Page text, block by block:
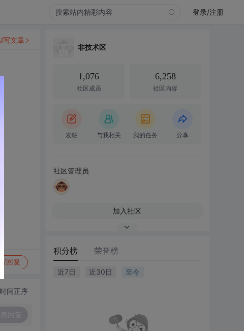
登录/注册
写回复
写文章
间正序
回复
非技术区
1,076
社区成员
6,258
社区内容
发帖 与我相关 我的任务 分享
社区管理员
加入社区
积分榜 荣誉榜
近7日 近30日 至今